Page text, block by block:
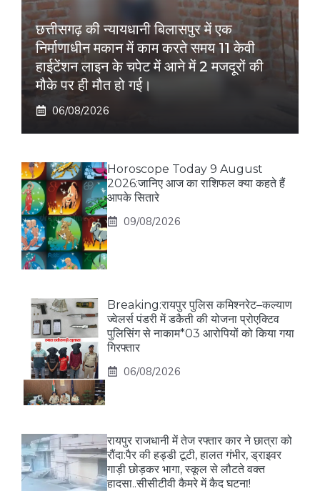
छत्तीसगढ़ की न्यायधानी बिलासपुर में एक
निर्माणाधीन मकान में काम करते समय 11 केवी
हाईटेंशन लाइन के चपेट में आने में 2 मजदूरों की
मौके पर ही मौत हो गई।
06/08/2026
Horoscope Today 9 August
2026:जानिए आज का राशिफल क्या कहते हैं
आपके सितारे
09/08/2026
Breaking:रायपुर पुलिस कमिश्नरेट–कल्याण
ज्वेलर्स पंडरी में डकैती की योजना प्रोएक्टिव
पुलिसिंग से नाकाम*03 आरोपियों को किया गया
गिरफ्तार
06/08/2026
रायपुर राजधानी में तेज रफ्तार कार ने छात्रा को
रौंदा:पैर की हड्डी टूटी, हालत गंभीर, ड्राइवर
गाड़ी छोड़कर भागा, स्कूल से लौटते वक्त
हादसा..सीसीटीवी कैमरे में कैद घटना!